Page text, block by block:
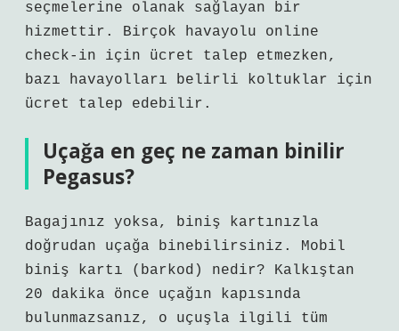
seçmelerine olanak sağlayan bir
hizmettir. Birçok havayolu online
check-in için ücret talep etmezken,
bazı havayolları belirli koltuklar için
ücret talep edebilir.
Uçağa en geç ne zaman binilir
Pegasus?
Bagajınız yoksa, biniş kartınızla
doğrudan uçağa binebilirsiniz. Mobil
biniş kartı (barkod) nedir? Kalkıştan
20 dakika önce uçağın kapısında
bulunmazsanız, o uçuşla ilgili tüm